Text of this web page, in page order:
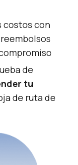
costos con
de
tu
de ruta de